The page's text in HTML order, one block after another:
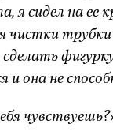
я сидел на
чистки
сделать
она не